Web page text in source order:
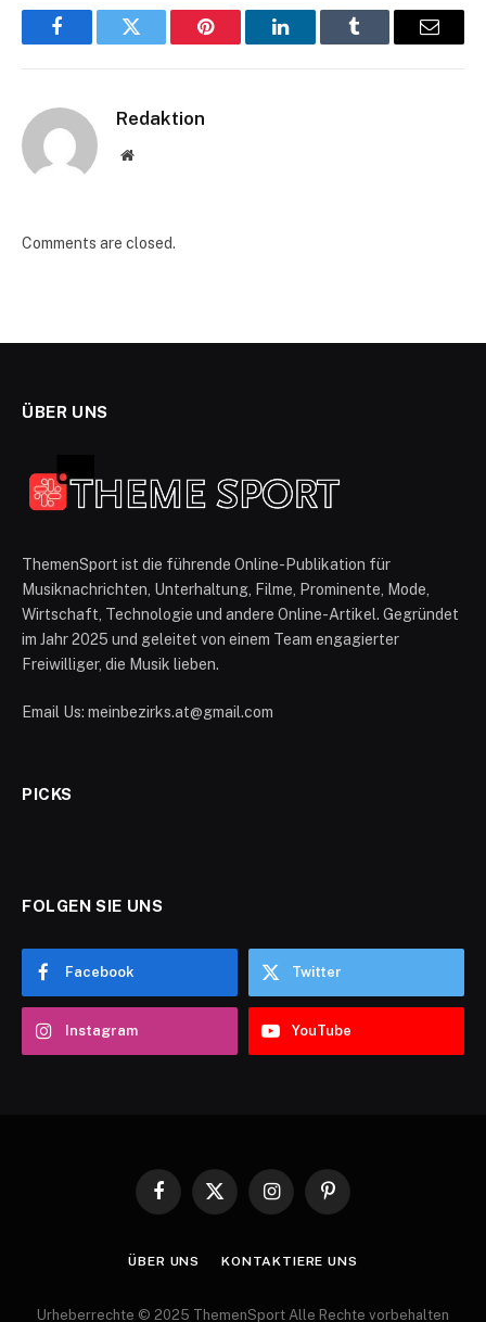
FacebookTwitter Pinterest LinkedInTumblr Email
Redaktion
Website
Comments are closed.
ÜBER UNS
ThemenSport ist die führende Online-Publikation für
Musiknachrichten, Unterhaltung, Filme, Prominente, Mode,
Wirtschaft, Technologie und andere Online-Artikel. Gegründet
im Jahr 2025 und geleitet von einem Team engagierter
Freiwilliger, die Musik lieben.
Email Us: meinbezirks.at@gmail.com
PICKS
FOLGEN SIE UNS
Facebook Twitter
Instagram YouTube
Facebook
X
InstagramPinterest
ÜBER UNS KONTAKTIERE UNS
Urheberrechte © 2025 ThemenSport Alle Rechte vorbehalten